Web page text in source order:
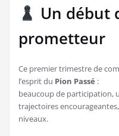
Un début
prometteur
Ce premier trimestre de
l’esprit du Pion Passé :
beaucoup de participation,
trajectoires
niveaux.